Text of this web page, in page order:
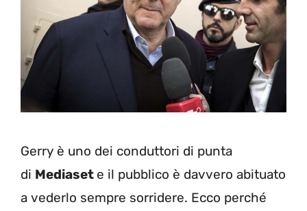
Gerry è uno dei conduttori di punta
di Mediaset e il pubblico è davvero abituato
a vederlo sempre sorridere. Ecco perché